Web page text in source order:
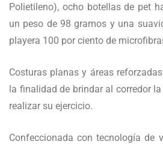
Polietileno), ocho botellas de pet
un peso de 98 gramos y una
playera 100 por ciento de
Costuras planas y áreas
la finalidad de brindar al corredor
realizar su ejercicio.
Confeccionada con tecnología de